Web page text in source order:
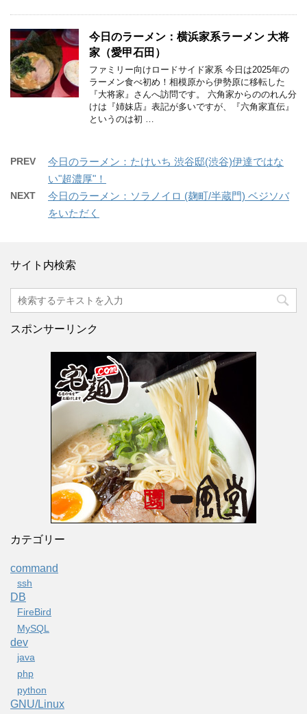
今日のラーメン：横浜家系ラーメン 大将
家（愛甲石田）
ファミリー向けロードサイド家系 今日は2025年の
ラーメン食べ初め！相模原から伊勢原に移転した
『大将家』さんへ訪問です。 六角家からののれん分
けは『姉妹店』表記が多いですが、『六角家直伝』
というのは初 …
PREV
今日のラーメン：たけいち 渋谷邸(渋谷)伊達ではな
い"超濃厚"！
NEXT
今日のラーメン：ソラノイロ (麹町/半蔵門) ベジソバ
をいただく
サイト内検索
スポンサーリンク
カテゴリー
command
ssh
DB
FireBird
MySQL
dev
java
php
python
GNU/Linux